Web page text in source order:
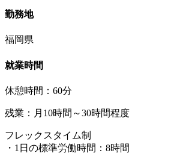
勤務地
福岡県
就業時間
休憩時間：60分
残業：月10時間～30時間程度
フレックスタイム制
・1日の標準労働時間：8時間